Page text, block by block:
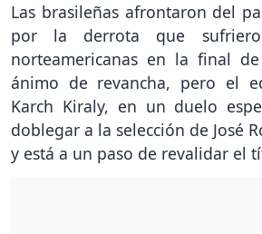
Las brasileñas afrontaron del
por la derrota que
norteamericanas en la final
ánimo de revancha, pero el
Karch Kiraly, en un duelo
doblegar a la selección de José
y está a un paso de revalidar el